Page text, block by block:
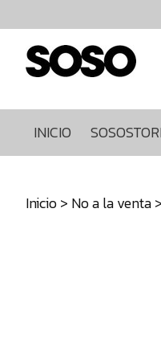
INICIO
Inicio
Sosostores
Contacto
Ultimas
640271930
Inicio> No a la venta